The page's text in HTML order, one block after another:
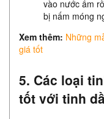
vào nước ấm
bị nấm móng
Xem thêm: Những
giá tốt
5. Các loại
tốt với tinh